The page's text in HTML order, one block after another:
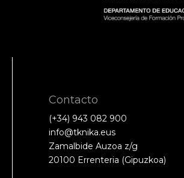
Contacto
(+34) 943 082 900
info@tknika.eus
Zamalbide Auzoa z/g
20100 Errenteria (Gipuzkoa)